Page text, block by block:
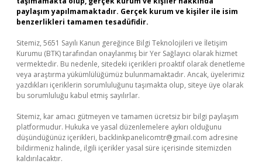
paylaşım yapılmamaktadır. Gerçek kurum ve kişiler ile isim
benzerlikleri tamamen tesadüfidir.
Sitemiz, 5651 Sayılı Kanun gereğince Bilgi Teknolojileri ve İletişim
Kurumu (BTK) tarafından onaylanmış bir Yer Sağlayıcı olarak hizmet
vermektedir. Bu nedenle, sitedeki içerikleri proaktif olarak denetleme
veya araştırma yükümlülüğümüz bulunmamaktadır. Ancak, üyelerimiz
yazdıkları içeriklerin sorumluluğunu taşımakta olup, siteye üye olarak
bu sorumluluğu kabul etmiş sayılırlar.
Sitemiz, kar amacı gütmeyen ve tamamen ücretsiz bir bilgi paylaşım
platformudur. Hukuka ve yasal düzenlemelere aykırı olduğunu
düşündüğünüz içerikleri, backlinkpanelicomtr@gmail.com adresine
bildirmeniz halinde, ilgili içerikler yasal süre içerisinde sitemizden
kaldırılacaktır.